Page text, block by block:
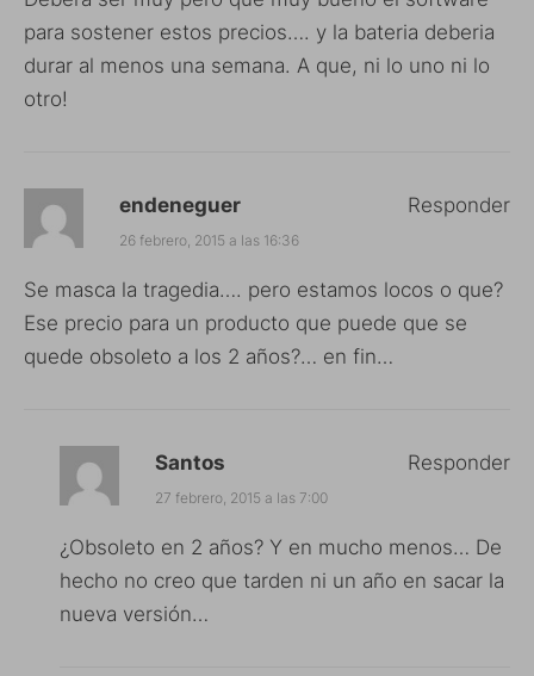
para sostener estos precios…. y la bateria deberia
durar al menos una semana. A que, ni lo uno ni lo
otro!
endeneguer
26 febrero, 2015 a las 16:36
Se masca la tragedia…. pero estamos locos o que?
Ese precio para un producto que puede que se
quede obsoleto a los 2 años?… en fin…
Responder
Santos
27 febrero, 2015 a las 7:00
¿Obsoleto en 2 años? Y en mucho menos… De
hecho no creo que tarden ni un año en sacar la
nueva versión…
Responder